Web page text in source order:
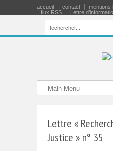
accueil contact mentions
flux RSS
Lettre
Lettre «
Justice » n° 35